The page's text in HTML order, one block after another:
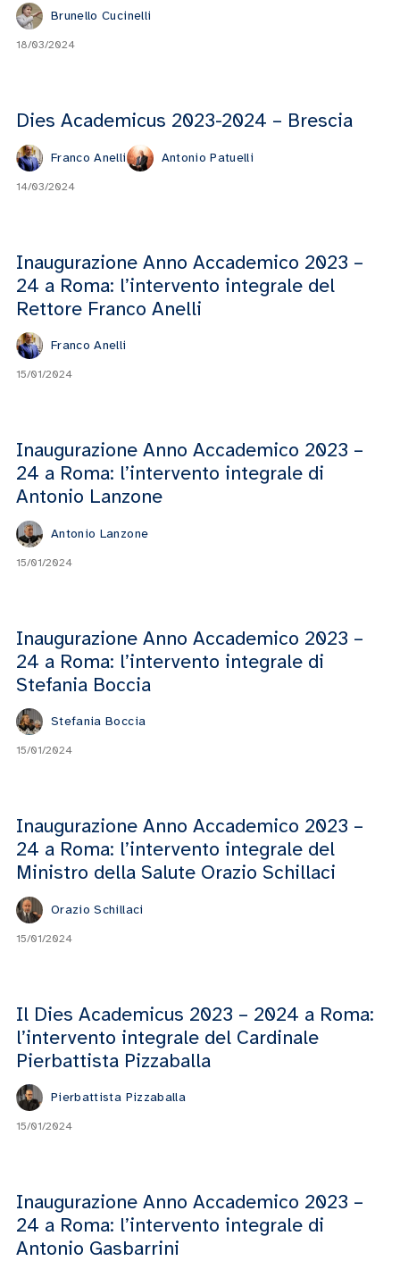
Brunello Cucinelli
18/03/2024
Dies Academicus 2023-2024 – Brescia
Franco Anelli Antonio Patuelli
14/03/2024
Inaugurazione Anno Accademico 2023 –
24 a Roma: l’intervento integrale del
Rettore Franco Anelli
Franco Anelli
15/01/2024
Inaugurazione Anno Accademico 2023 –
24 a Roma: l’intervento integrale di
Antonio Lanzone
Antonio Lanzone
15/01/2024
Inaugurazione Anno Accademico 2023 –
24 a Roma: l’intervento integrale di
Stefania Boccia
Stefania Boccia
15/01/2024
Inaugurazione Anno Accademico 2023 –
24 a Roma: l’intervento integrale del
Ministro della Salute Orazio Schillaci
Orazio Schillaci
15/01/2024
Il Dies Academicus 2023 – 2024 a Roma:
l’intervento integrale del Cardinale
Pierbattista Pizzaballa
Pierbattista Pizzaballa
15/01/2024
Inaugurazione Anno Accademico 2023 –
24 a Roma: l’intervento integrale di
Antonio Gasbarrini